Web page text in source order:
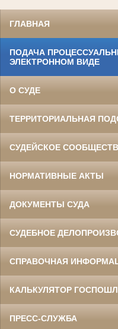
ГЛАВНАЯ
ПОДАЧА
ЭЛЕКТРОННОМ ВИДЕ
О СУДЕ
ТЕРРИТОРИАЛЬНАЯ
СУДЕЙСКОЕ
НОРМАТИВНЫЕ АКТЫ
ДОКУМЕНТЫ СУДА
СУДЕБНОЕ
СПРАВОЧНАЯ
КАЛЬКУЛЯТОР
ПРЕСС-СЛУЖБА